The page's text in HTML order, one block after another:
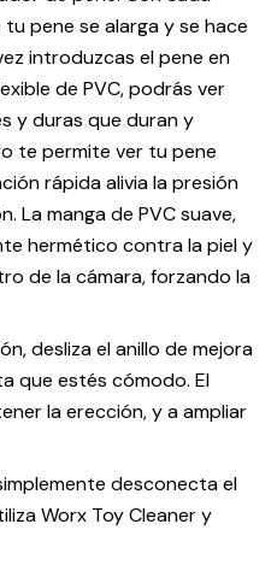
pene se alarga y se hace
introduzcas el pene en
de PVC, podrás ver
y duras que duran y
te permite ver tu pene
rápida alivia la presión
La manga de PVC suave,
hermético contra la piel y
de la cámara, forzando la
desliza el anillo de mejora
que estés cómodo. El
la erección, y a ampliar
desconecta el
Worx Toy Cleaner y